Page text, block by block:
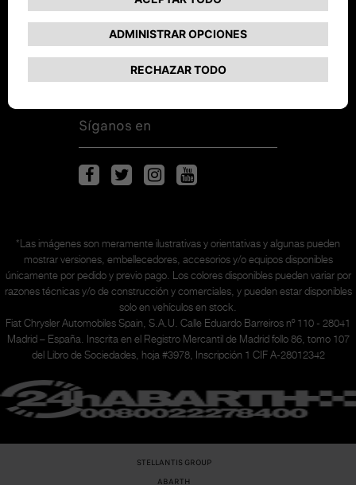
Solicita una prueba
Coches de entrega inmediata
Síganos en
*Las imágenes son meramente ilustrativas y orientativas y algunas pueden
mostrar versiones, embellecedores, accesorios y/o equipos disponibles
únicamente por pedido y previo pago. Los colores disponibles pueden variar por
razones técnicas y/o de construcción y comerciales, y pueden estar disponibles
solo en vehículos en stock.
Fiat Chrysler Automobiles Spain, S.A.U. Calle Eduardo Barreiros nº 110 - 28041
Madrid – España. Inscrita en el Registro Mercantil de Madrid follo 86, tomo 107
del Libro de Sociedades, hoja #3978, Inscripción 1 CIF A-28012342
STELLANTIS GROUP
ABARTH